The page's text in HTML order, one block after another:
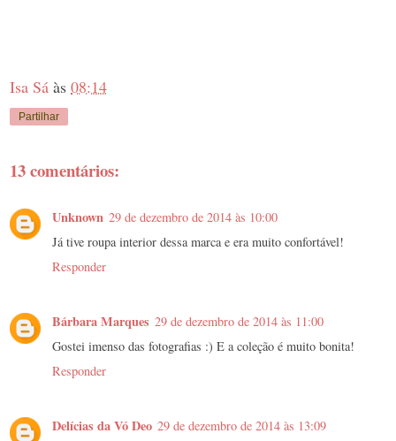
Isa Sá às 08:14
Partilhar
13 comentários:
Unknown 29 de dezembro de 2014 às 10:00
Já tive roupa interior dessa marca e era muito confortável!
Responder
Bárbara Marques 29 de dezembro de 2014 às 11:00
Gostei imenso das fotografias :) E a coleção é muito bonita!
Responder
Delícias da Vó Deo 29 de dezembro de 2014 às 13:09